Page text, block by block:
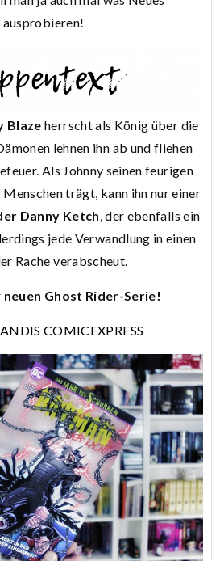
ausprobieren!
Blaze herrscht als König über die
lehnen ihn ab und fliehen
Als Johnny seinen feurigen
trägt, kann ihn nur einer
Danny Ketch, der ebenfalls ein
jede Verwandlung in einen
Rache verabscheut.
neuen Ghost Rider-Serie!
ANDIS COMICEXPRESS